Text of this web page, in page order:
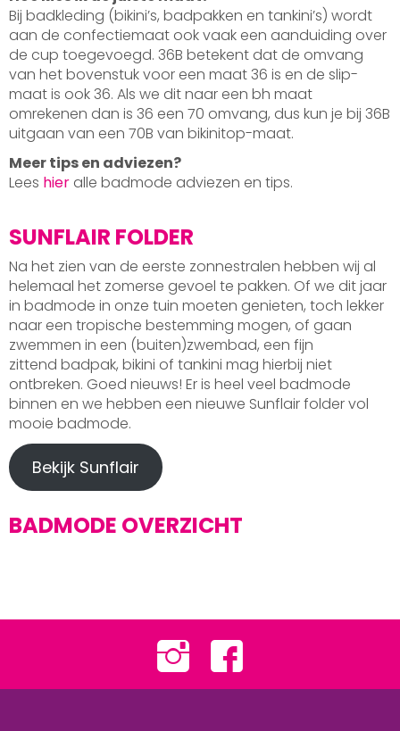
Bij badkleding (bikini’s, badpakken en tankini’s) wordt
aan de confectiemaat ook vaak een aanduiding over
de cup toegevoegd. 36B betekent dat de omvang
van het bovenstuk voor een maat 36 is en de slip-
maat is ook 36. Als we dit naar een bh maat
omrekenen dan is 36 een 70 omvang, dus kun je bij 36B
uitgaan van een 70B van bikinitop-maat.
Meer tips en adviezen?
Lees hier alle badmode adviezen en tips.
SUNFLAIR FOLDER
Na het zien van de eerste zonnestralen hebben wij al
helemaal het zomerse gevoel te pakken. Of we dit jaar
in badmode in onze tuin moeten genieten, toch lekker
naar een tropische bestemming mogen, of gaan
zwemmen in een (buiten)zwembad, een fijn
zittend badpak, bikini of tankini mag hierbij niet
ontbreken. Goed nieuws! Er is heel veel badmode
binnen en we hebben een nieuwe Sunflair folder vol
mooie badmode.
Bekijk Sunflair
BADMODE OVERZICHT